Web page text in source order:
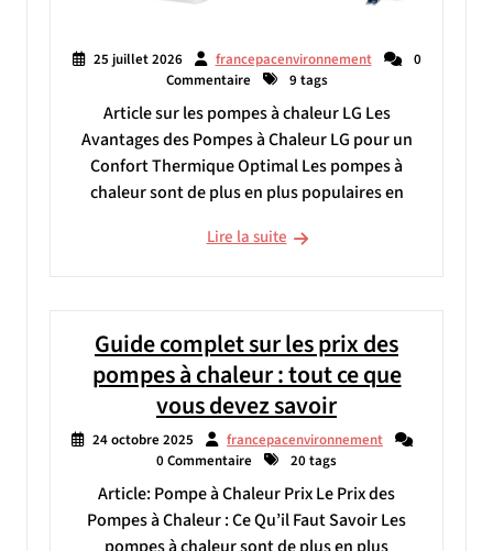
25 juillet 2026 francepacenvironnement
0
Commentaire
9 tags
Article sur les pompes à chaleur LG Les
Avantages des Pompes à Chaleur LG pour un
Confort Thermique Optimal Les pompes à
chaleur sont de plus en plus populaires en
Lire la suite
Guide complet sur les prix des
pompes à chaleur : tout ce que
vous devez savoir
24 octobre 2025
francepacenvironnement
0 Commentaire
20 tags
Article: Pompe à Chaleur Prix Le Prix des
Pompes à Chaleur : Ce Qu’il Faut Savoir Les
pompes à chaleur sont de plus en plus